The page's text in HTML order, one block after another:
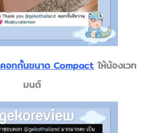
คอกกั้นขนาด Compact ให้น้องเวท
มนต์